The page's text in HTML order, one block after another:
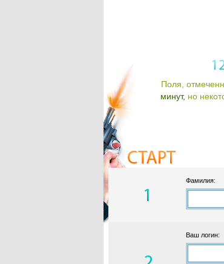
Поля,
минут, но
Фамилия:
Ваш логин: